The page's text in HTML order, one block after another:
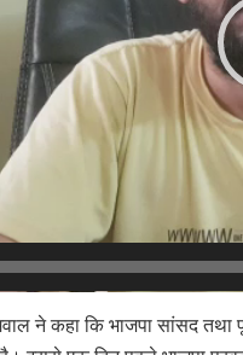
ने कहा कि भाजपा सांसद तथा